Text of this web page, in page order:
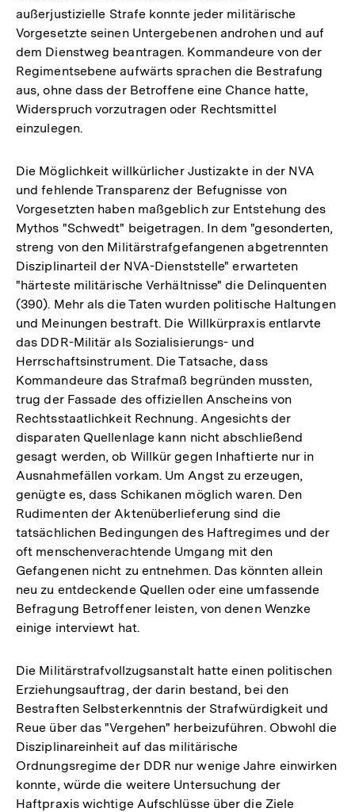
außerjustizielle Strafe konnte jeder militärische
Vorgesetzte seinen Untergebenen androhen und auf
dem Dienstweg beantragen. Kommandeure von der
Regimentsebene aufwärts sprachen die Bestrafung
aus, ohne dass der Betroffene eine Chance hatte,
Widerspruch vorzutragen oder Rechtsmittel
einzulegen.
Die Möglichkeit willkürlicher Justizakte in der NVA
und fehlende Transparenz der Befugnisse von
Vorgesetzten haben maßgeblich zur Entstehung des
Mythos "Schwedt" beigetragen. In dem "gesonderten,
streng von den Militärstrafgefangenen abgetrennten
Disziplinarteil der NVA-Dienststelle" erwarteten
"härteste militärische Verhältnisse" die Delinquenten
(390). Mehr als die Taten wurden politische Haltungen
und Meinungen bestraft. Die Willkürpraxis entlarvte
das DDR-Militär als Sozialisierungs- und
Herrschaftsinstrument. Die Tatsache, dass
Kommandeure das Strafmaß begründen mussten,
trug der Fassade des offiziellen Anscheins von
Rechtsstaatlichkeit Rechnung. Angesichts der
disparaten Quellenlage kann nicht abschließend
gesagt werden, ob Willkür gegen Inhaftierte nur in
Ausnahmefällen vorkam. Um Angst zu erzeugen,
genügte es, dass Schikanen möglich waren. Den
Rudimenten der Aktenüberlieferung sind die
tatsächlichen Bedingungen des Haftregimes und der
oft menschenverachtende Umgang mit den
Gefangenen nicht zu entnehmen. Das könnten allein
neu zu entdeckende Quellen oder eine umfassende
Befragung Betroffener leisten, von denen Wenzke
einige interviewt hat.
Die Militärstrafvollzugsanstalt hatte einen politischen
Erziehungsauftrag, der darin bestand, bei den
Bestraften Selbsterkenntnis der Strafwürdigkeit und
Reue über das "Vergehen" herbeizuführen. Obwohl die
Disziplinareinheit auf das militärische
Ordnungsregime der DDR nur wenige Jahre einwirken
konnte, würde die weitere Untersuchung der
Haftpraxis wichtige Aufschlüsse über die Ziele